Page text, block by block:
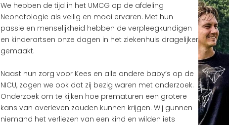
We hebben de tijd in het UMCG op de afdeling
Neonatologie als veilig en mooi ervaren. Met hun
passie en menselijkheid hebben de verpleegkundigen
en kinderartsen onze dagen in het ziekenhuis dragelijker
gemaakt.
Naast hun zorg voor Kees en alle andere baby’s op de
NICU, zagen we ook dat zij bezig waren met onderzoek.
Onderzoek om te kijken hoe prematuren een grotere
kans van overleven zouden kunnen krijgen. Wij gunnen
niemand het verliezen van een kind en wilden iets